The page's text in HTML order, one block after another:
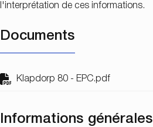
l'interprétation de ces informations.
Documents
Klapdorp 80 - EPC.pdf
Informations générales